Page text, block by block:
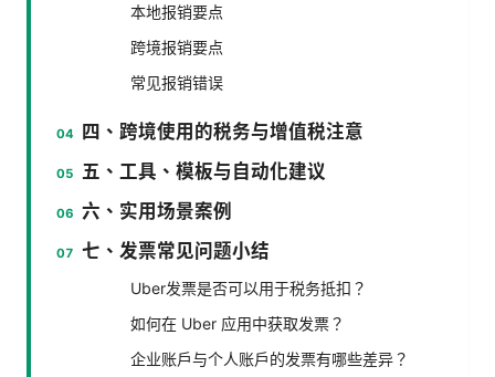
本地报销要点
跨境报销要点
常见报销错误
四、跨境使用的税务与增值税注意
五、工具、模板与自动化建议
六、实用场景案例
七、发票常见问题小结
Uber发票是否可以用于税务抵扣？
如何在 Uber 应用中获取发票？
企业账户与个人账户的发票有哪些差异？